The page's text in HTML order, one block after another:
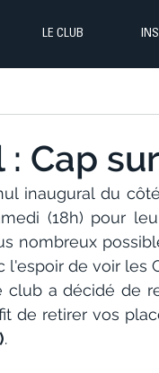
LE CLUB
Cap
inaugural du
(18h) pour
nombreux
l'espoir de voir
club a décidé de
de retirer vos
).